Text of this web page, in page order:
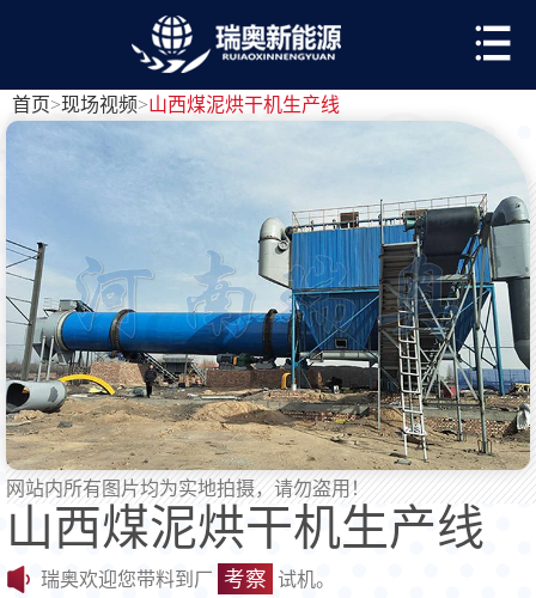
首页>现场视频>山西煤泥烘干机生产线
网站内所有图片均为实地拍摄，请勿盗用！
山西煤泥烘干机生产线
瑞奥欢迎您带料到厂 考察 试机。